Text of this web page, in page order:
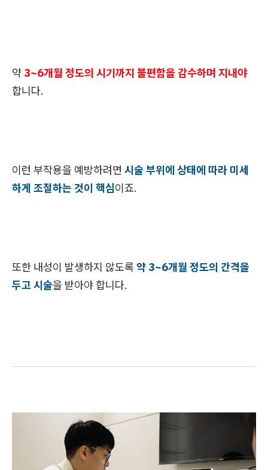
약 3~6개월 정도의 시기까지 불편함을 감수하며 지내야
합니다.
이런 부작용을 예방하려면 시술 부위에 상태에 따라 미세
하게 조절하는 것이 핵심이죠.
또한 내성이 발생하지 않도록 약 3~6개월 정도의 간격을
두고 시술을 받아야 합니다.